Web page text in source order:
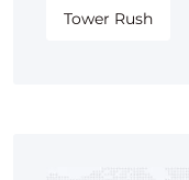
Tower Rush